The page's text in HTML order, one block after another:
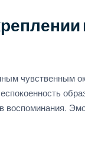
чувственным
воспоминания.